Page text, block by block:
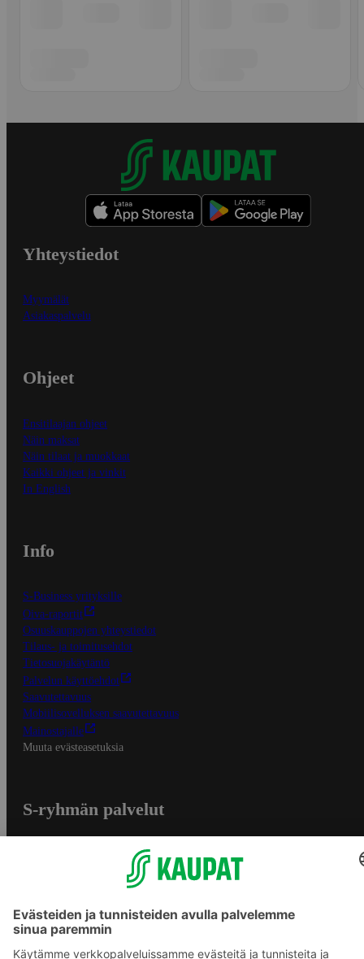
Yhteystiedot
Myymälät
Asiakaspalvelu
Ohjeet
Ensitilaajan ohjeet
Näin maksat
Näin tilaat ja muokkaat
Kaikki ohjeet ja vinkit
In English
Info
S-Business yrityksille
Oiva-raportit
Osuuskauppojen yhteystiedot
Tilaus- ja toimitusehdot
Tietosuojakäytäntö
Palvelun käyttöehdot
Saavutettavuus
Mobiilisovelluksen saavutettavuus
Mainostajalle
Muuta evästeasetuksia
S-ryhmän palvelut
Yhteishyvä Ruoka -sovellus
S-ostoslista -sovellus
Prisma.fi